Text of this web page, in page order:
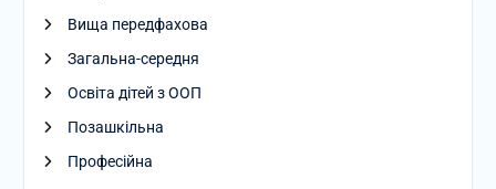
Вища передфахова
Загальна-середня
Освіта дітей з ООП
Позашкільна
Професійна